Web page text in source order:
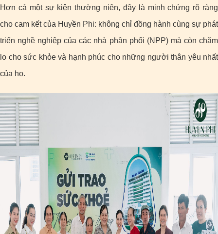
Hơn cả một sự kiện thường niên, đây là minh chứng rõ ràng
cho cam kết của Huyền Phi: không chỉ đồng hành cùng sự phát
triển nghề nghiệp của các nhà phân phối (NPP) mà còn chăm
lo cho sức khỏe và hạnh phúc cho những người thân yêu nhất
của họ.